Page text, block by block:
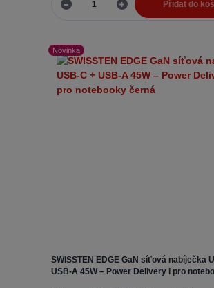
Přidat do
Novinka
SWISSTEN EDGE GaN síťová nabíječka
USB-A 45W – Power Delivery i pro